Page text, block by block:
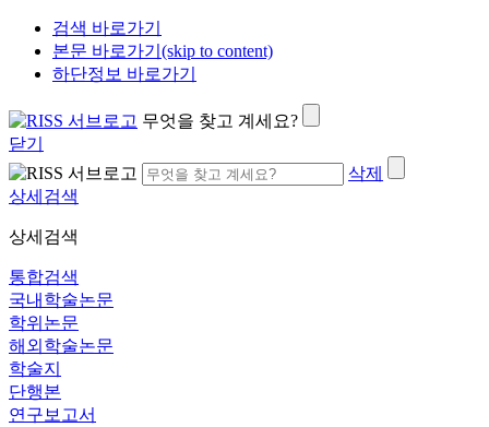
검색 바로가기
본문 바로가기(skip to content)
하단정보 바로가기
무엇을 찾고 계세요?
닫기
삭제
상세검색
상세검색
통합검색
국내학술논문
학위논문
해외학술논문
학술지
단행본
연구보고서